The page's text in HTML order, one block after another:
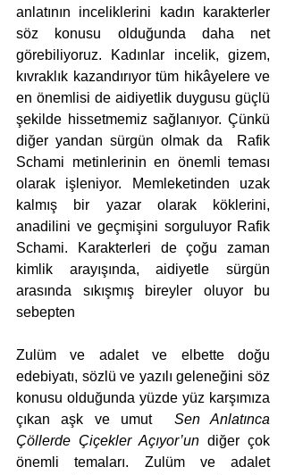
anlatının inceliklerini kadın karakterler
söz konusu olduğunda daha net
görebiliyoruz. Kadınlar incelik, gizem,
kıvraklık kazandırıyor tüm hikâyelere ve
en önemlisi de aidiyetlik duygusu güçlü
şekilde hissetmemiz sağlanıyor. Çünkü
diğer yandan sürgün olmak da  Rafik
Schami metinlerinin en önemli teması
olarak işleniyor. Memleketinden uzak
kalmış bir yazar olarak köklerini,
anadilini ve geçmişini sorguluyor Rafik
Schami. Karakterleri de çoğu zaman
kimlik arayışında, aidiyetle sürgün
arasında sıkışmış bireyler oluyor bu
sebepten
Zulüm ve adalet ve elbette doğu
edebiyatı, sözlü ve yazılı geleneğini söz
konusu olduğunda yüzde yüz karşımıza
çıkan aşk ve umut Sen Anlatınca
Çöllerde Çiçekler Açıyor’un diğer çok
önemli temaları. Zulüm ve adalet